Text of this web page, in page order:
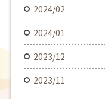
2024/02
2024/01
2023/12
2023/11